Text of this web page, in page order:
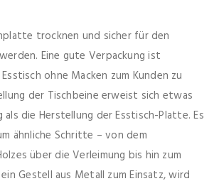
trocknen und sicher für den
Eine gute Verpackung ist
ohne Macken zum Kunden zu
der Tischbeine erweist sich etwas
die Herstellung der Esstisch-Platte. Es
ähnliche Schritte – von dem
über die Verleimung bis hin zum
Gestell aus Metall zum Einsatz, wird